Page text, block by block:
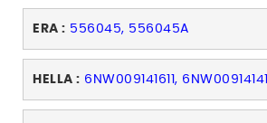
ERA : 556045, 556045A
HELLA : 6NW009141611, 6NW009141411